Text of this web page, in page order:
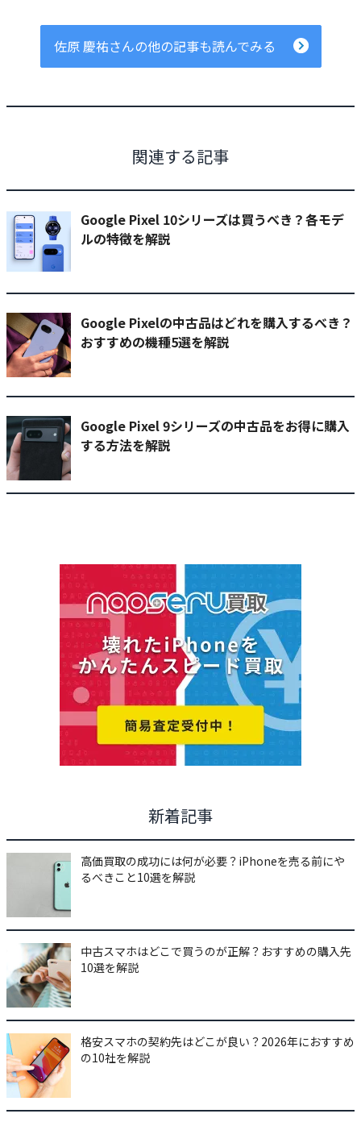
佐原 慶祐さんの他の記事も読んでみる
関連する記事
Google Pixel 10シリーズは買うべき？各モデ
ルの特徴を解説
Google Pixelの中古品はどれを購入するべき？
おすすめの機種5選を解説
Google Pixel 9シリーズの中古品をお得に購入
する方法を解説
新着記事
高価買取の成功には何が必要？iPhoneを売る前にや
るべきこと10選を解説
中古スマホはどこで買うのが正解？おすすめの購入先
10選を解説
格安スマホの契約先はどこが良い？2026年におすすめ
の10社を解説